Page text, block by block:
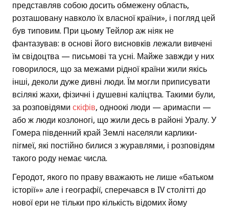
представляв собою досить обмежену область,
розташовану навколо їх власної країни», і погляд цей
був типовим. При цьому Тейлор аж ніяк не
фантазував: в основі його висновків лежали вивчені
їм свідоцтва — письмові та усні. Майже завжди у них
говорилося, що за межами рідної країни жили якісь
інші, деколи дуже дивні люди. Їм могли приписувати
всілякі жахи, фізичні і душевні каліцтва. Такими були,
за розповідями скіфів, одноокі люди — аримаспи —
або ж люди козлоногі, що жили десь в районі Уралу. У
Гомера південний край Землі населяли карлики-
пігмеї, які постійно билися з журавлями, і розповідям
такого роду немає числа.
Геродот, якого по праву вважають не лише «батьком
історії»» але і географії, сперечався в IV столітті до
нової ери не тільки про кількість відомих йому